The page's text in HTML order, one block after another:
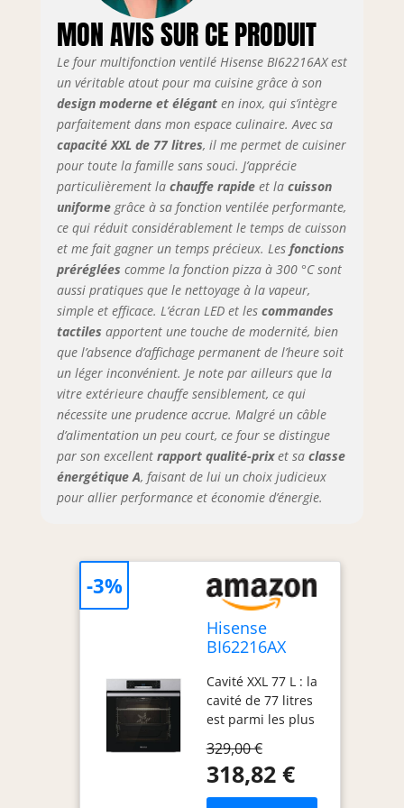
seulement 6
minutes, le four
peut atteindre une
température de
200 °C Nettoyage
de l'eau Clean,
grâce au cycle de
nettoyage de 30
minutes, vous
pourrez profiter de
l'action de la
vapeur pour
dissoudre les
taches les plus
tenaces et faciliter
le nettoyage du
four. Guide
télescopique 1
niveau : grâce aux
guides
télescopiques,
vous pourrez
extraire la lèchette
pour contrôler le
degré de cuisson
en toute sécurité
MON AVIS SUR CE PRODUIT
Le four multifonction ventilé Hisense BI62216AX est
un véritable atout pour ma cuisine grâce à son
design moderne et éléganten inox, qui s’intègre
parfaitement dans mon espace culinaire. Avec sa
capacité XXL de 77 litres, il me permet de cuisiner
pour toute la famille sans souci. J’apprécie
particulièrement la chauffe rapideet la cuisson
uniformegrâce à sa fonction ventilée performante,
ce qui réduit considérablement le temps de cuisson
et me fait gagner un temps précieux. Les fonctions
préréglées comme la fonction pizza à 300 °C sont
aussi pratiques que le nettoyage à la vapeur,
simple et efficace. L’écran LED et les commandes
tactiles apportent une touche de modernité, bien
que l’absence d’affichage permanent de l’heure soit
un léger inconvénient. Je note par ailleurs que la
vitre extérieure chauffe sensiblement, ce qui
nécessite une prudence accrue. Malgré un câble
d’alimentation un peu court, ce four se distingue
par son excellent rapport qualité-prixet sa classe
énergétique A, faisant de lui un choix judicieux
pour allier performance et économie d’énergie.
Hisense
BI62216AX
multifonction
ventilé, cavité
XXL 77L,
nettoyage eau
Clean, 13
fonctions de
cuisson,
Cavité XXL 77 L : la
cavité de 77 litres
est parmi les plus
et permet de
cuisiner des plats
de grandes
329,00 €
318,82 €
-3%